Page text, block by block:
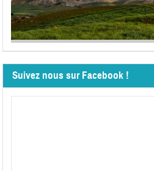
Suivez nous sur Facebook !